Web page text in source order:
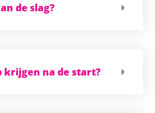
de slag?
krijgen na de start?